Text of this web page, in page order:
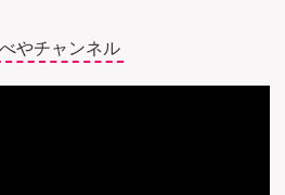
やチャンネル